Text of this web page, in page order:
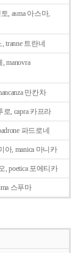
, asma 아스마,
tranne 트란네
manovra
만칸차
로, capra 카프라
파드로네
아, manica 마니카
, poetica 포에티카
스푸마